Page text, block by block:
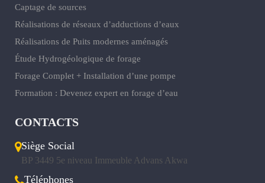
Captage de sources
Réalisations de réseaux d’adductions d’eaux
Réalisations de Puits modernes aménagés
Étude Hydrogéologique de forage
Forage Complet + Installation d’une pompe
Formation : Devenez expert en forage d’eau
CONTACTS
Siège Social
BP 3449 5e niveau Immeuble Advans Akwa
Téléphones